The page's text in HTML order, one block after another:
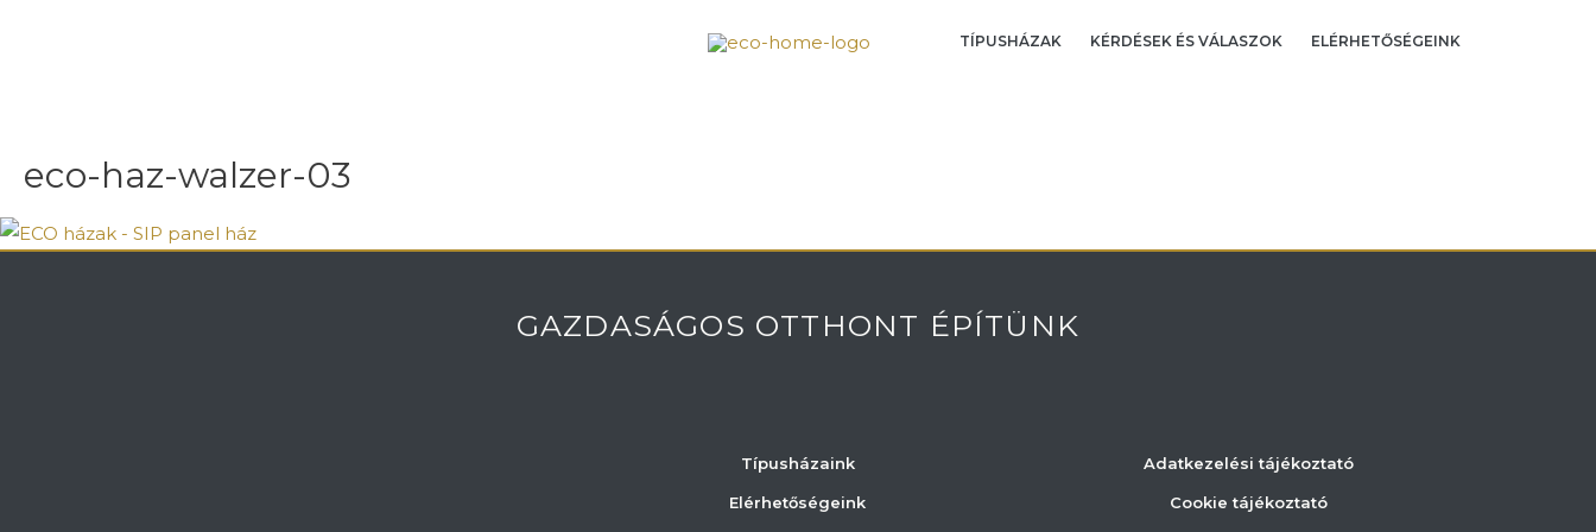
TÍPUSHÁZAK KÉRDÉSEK ÉS VÁLASZOK ELÉRHETŐSÉGEINK
eco-haz-walzer-03
GAZDASÁGOS OTTHONT ÉPÍTÜNK
Típusházaink
Elérhetőségeink
Adatkezelési tájékoztató
Cookie tájékoztató